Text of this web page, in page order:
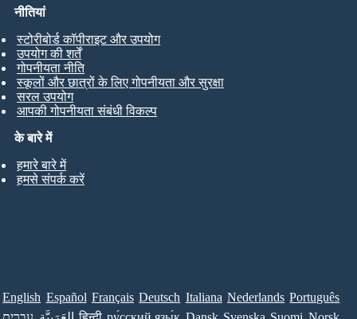
के बारे में
हमारे बारे में
हमसे संपर्क करें
नीतियां
स्टोरीबोर्ड कॉपीराइट और उपयोग
उपयोग की शर्तें
गोपनीयता नीति
स्कूलों और छात्रों के लिए गोपनीयता और सुरक्षा
सरल उपयोग
आपकी गोपनीयता संबंधी विकल्प
English Español Français Deutsch Italiana Nederlands Português